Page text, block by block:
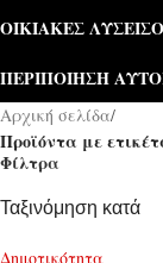
ΟΙΚΙΑΚΈΣ ΛΎΣΕΙΣ
ΠΕΡΙΠΟΊΗΣΗ
Αρχική σελίδα/
Προϊόντα με
Φίλτρα
Ταξινόμηση κατά
Δημοτικότητα